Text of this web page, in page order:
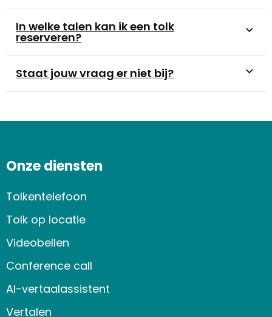
In welke talen kan ik een tolk
reserveren?
Staat jouw vraag er niet bij?
Onze diensten
Tolkentelefoon
Tolk op locatie
Videobellen
Conference call
AI-vertaalassistent
Vertalen